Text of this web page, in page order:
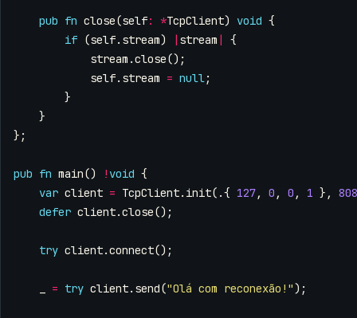
pub fn close(self: *TcpClient) void {
if (self. stream) | stream |
{
stream .close();
self. stream = null;
}
}
};
pub fn main() ! void {
var client = TcpClient. init(.{ 127, 0 , 0 , 1 },
defer client.close();
try client.connect();
= try client. send("Olá com reconexão!");